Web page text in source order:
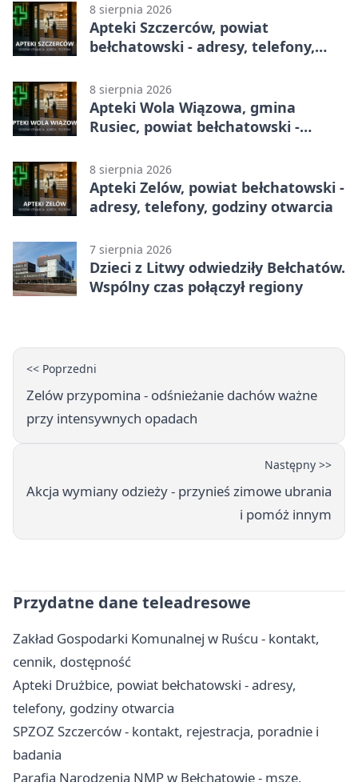
8 sierpnia 2026
Apteki Szczerców, powiat
bełchatowski - adresy, telefony,
8 sierpnia 2026
Apteki Wola Wiązowa, gmina
Rusiec, powiat bełchatowski -
8 sierpnia 2026
Apteki Zelów, powiat bełchatowski -
adresy, telefony, godziny otwarcia
7 sierpnia 2026
Dzieci z Litwy odwiedziły Bełchatów.
Wspólny czas połączył regiony
<< Poprzedni
Zelów przypomina - odśnieżanie dachów ważne
przy intensywnych opadach
Następny >>
Akcja wymiany odzieży - przynieś zimowe ubrania
i pomóż innym
Przydatne dane teleadresowe
Zakład Gospodarki Komunalnej w Ruścu - kontakt,
cennik, dostępność
Apteki Drużbice, powiat bełchatowski - adresy,
telefony, godziny otwarcia
SPZOZ Szczerców - kontakt, rejestracja, poradnie i
badania
Parafia Narodzenia NMP w Bełchatowie - msze,